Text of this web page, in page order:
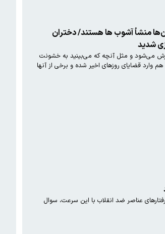
منشأ آشوب ها هستند/ دختران
شدید
ایران گفت: وقتی تئوری نباشد جنبش تبدیل به شورش می‌شود و مثل آنچه که می‌بینید به خشونت
قضایای روزهای اخیر شده‌ و برخی از آنها
عناصر ضد انقلاب با این سرعت، سوال